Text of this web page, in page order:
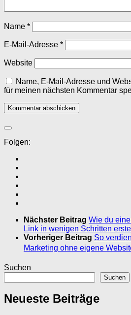
Name *
E-Mail-Adresse *
Website
Name, E-Mail-Adresse und
für meinen nächsten Kommentar
Folgen:
Nächster Beitrag Wie du
Link in wenigen Schritten
Vorheriger Beitrag So
Marketing ohne eigene
Suchen
Suchen
Neueste Beiträge